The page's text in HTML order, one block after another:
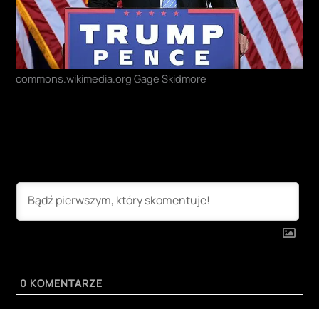
commons.wikimedia.org Gage Skidmore
0 KOMENTARZE